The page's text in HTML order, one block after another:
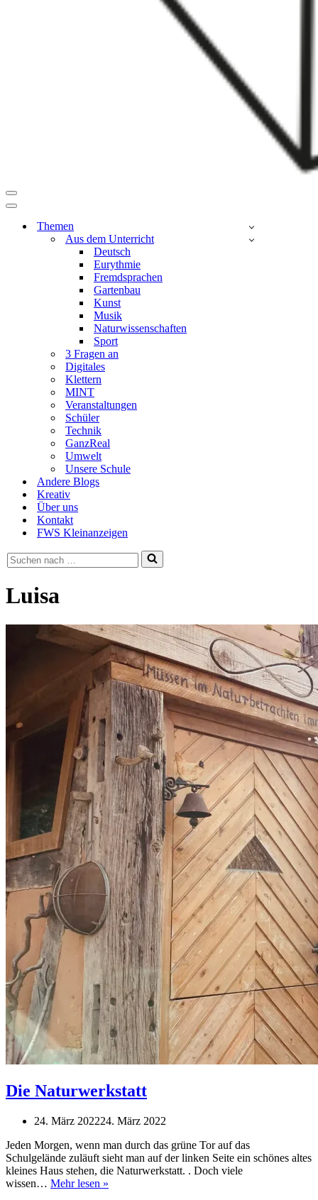
Navigationsmenü
Navigationsmenü
Themen
Aus dem Unterricht
Deutsch
Eurythmie
Fremdsprachen
Gartenbau
Kunst
Musik
Naturwissenschaften
Sport
3 Fragen an
Digitales
Klettern
MINT
Veranstaltungen
Schüler
Technik
GanzReal
Umwelt
Unsere Schule
Andere Blogs
Kreativ
Über uns
Kontakt
FWS Kleinanzeigen
Suchen
nach …
Luisa
Die Naturwerkstatt
24. März 202224. März 2022
Jeden Morgen, wenn man durch das grüne Tor auf das
Schulgelände zuläuft sieht man auf der linken Seite ein schönes altes
kleines Haus stehen, die Naturwerkstatt. . Doch viele
wissen… Mehr lesen »